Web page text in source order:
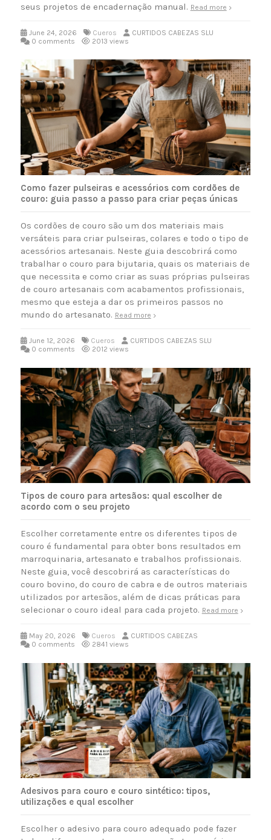
seus projetos de encadernação manual. Read more
June 24, 2026 Cueros
CURTIDOS CABEZAS SLU
0 comments
2013 views
Como fazer pulseiras e acessórios com cordões de
couro: guia passo a passo para criar peças únicas
Os cordões de couro são um dos materiais mais
versáteis para criar pulseiras, colares e todo o tipo de
acessórios artesanais. Neste guia descobrirá como
trabalhar o couro para bijutaria, quais os materiais de
que necessita e como criar as suas próprias pulseiras
de couro artesanais com acabamentos profissionais,
mesmo que esteja a dar os primeiros passos no
mundo do artesanato. Read more
June 12, 2026 Cueros
CURTIDOS CABEZAS SLU
0 comments
2012 views
Tipos de couro para artesãos: qual escolher de
acordo com o seu projeto
Escolher corretamente entre os diferentes tipos de
couro é fundamental para obter bons resultados em
marroquinaria, artesanato e trabalhos profissionais.
Neste guia, você descobrirá as características do
couro bovino, do couro de cabra e de outros materiais
utilizados por artesãos, além de dicas práticas para
selecionar o couro ideal para cada projeto. Read more
May 20, 2026 Cueros
CURTIDOS CABEZAS
0 comments
2841 views
Adesivos para couro e couro sintético: tipos,
utilizações e qual escolher
Escolher o adesivo para couro adequado pode fazer